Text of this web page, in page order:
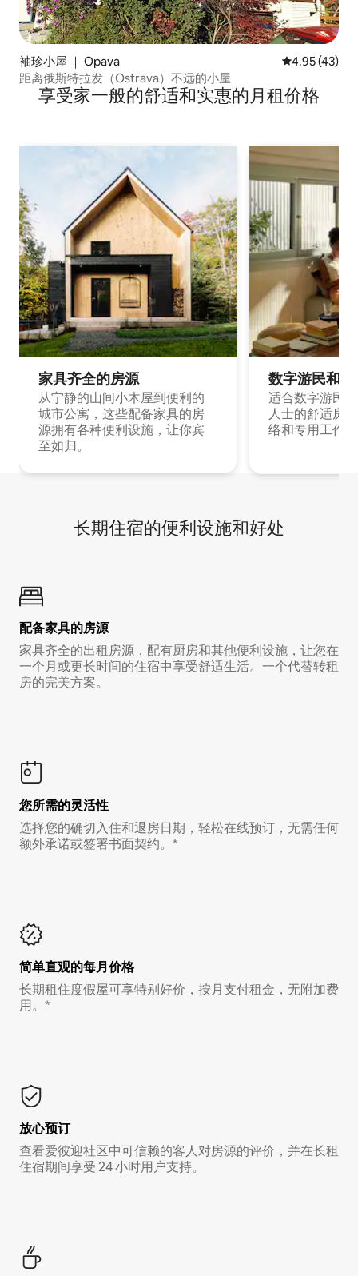
袖珍小屋 ｜ Opava 平均评分
4.95 (43)
距离俄斯特拉发（Ostrava）不远的小屋
享受家一般的舒适和实惠的月租价格
家具齐全的房源
从宁静的山间小木屋到便利的
城市公寓，这些配备家具的房
源拥有各种便利设施，让你宾
至如归。
数字游民和
适合数字游民
人士的舒适房
络和专用工作
长期住宿的便利设施和好处
配备家具的房源
家具齐全的出租房源，配有厨房和其他便利设施，让您在
一个月或更长时间的住宿中享受舒适生活。一个代替转租
房的完美方案。
您所需的灵活性
选择您的确切入住和退房日期，轻松在线预订，无需任何
额外承诺或签署书面契约。*
简单直观的每月价格
长期租住度假屋可享特别好价，按月支付租金，无附加费
用。*
放心预订
查看爱彼迎社区中可信赖的客人对房源的评价，并在长租
住宿期间享受 24 小时用户支持。